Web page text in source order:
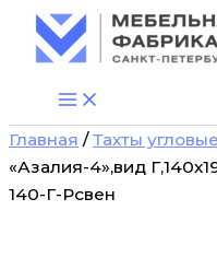
Перейти
содержимому
Главная /Тахты угловые
«Азалия-4»,вид
140-Г-Рсвен
Количество
товара
Тахта
"Азалия-4",вид
сп.м,артикул
1980-
ТА-4-
140-